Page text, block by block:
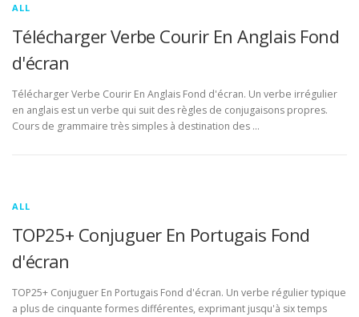
ALL
Télécharger Verbe Courir En Anglais Fond
d'écran
Télécharger Verbe Courir En Anglais Fond d'écran. Un verbe irrégulier
en anglais est un verbe qui suit des règles de conjugaisons propres.
Cours de grammaire très simples à destination des …
ALL
TOP25+ Conjuguer En Portugais Fond
d'écran
TOP25+ Conjuguer En Portugais Fond d'écran. Un verbe régulier typique
a plus de cinquante formes différentes, exprimant jusqu'à six temps